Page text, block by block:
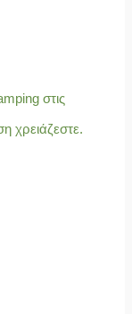
στις
χρειάζεστε.